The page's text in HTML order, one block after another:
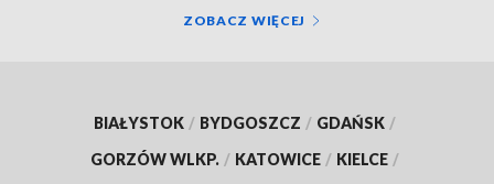
ZOBACZ WIĘCEJ
BIAŁYSTOK / BYDGOSZCZ / GDAŃSK /
GORZÓW WLKP. / KATOWICE / KIELCE /